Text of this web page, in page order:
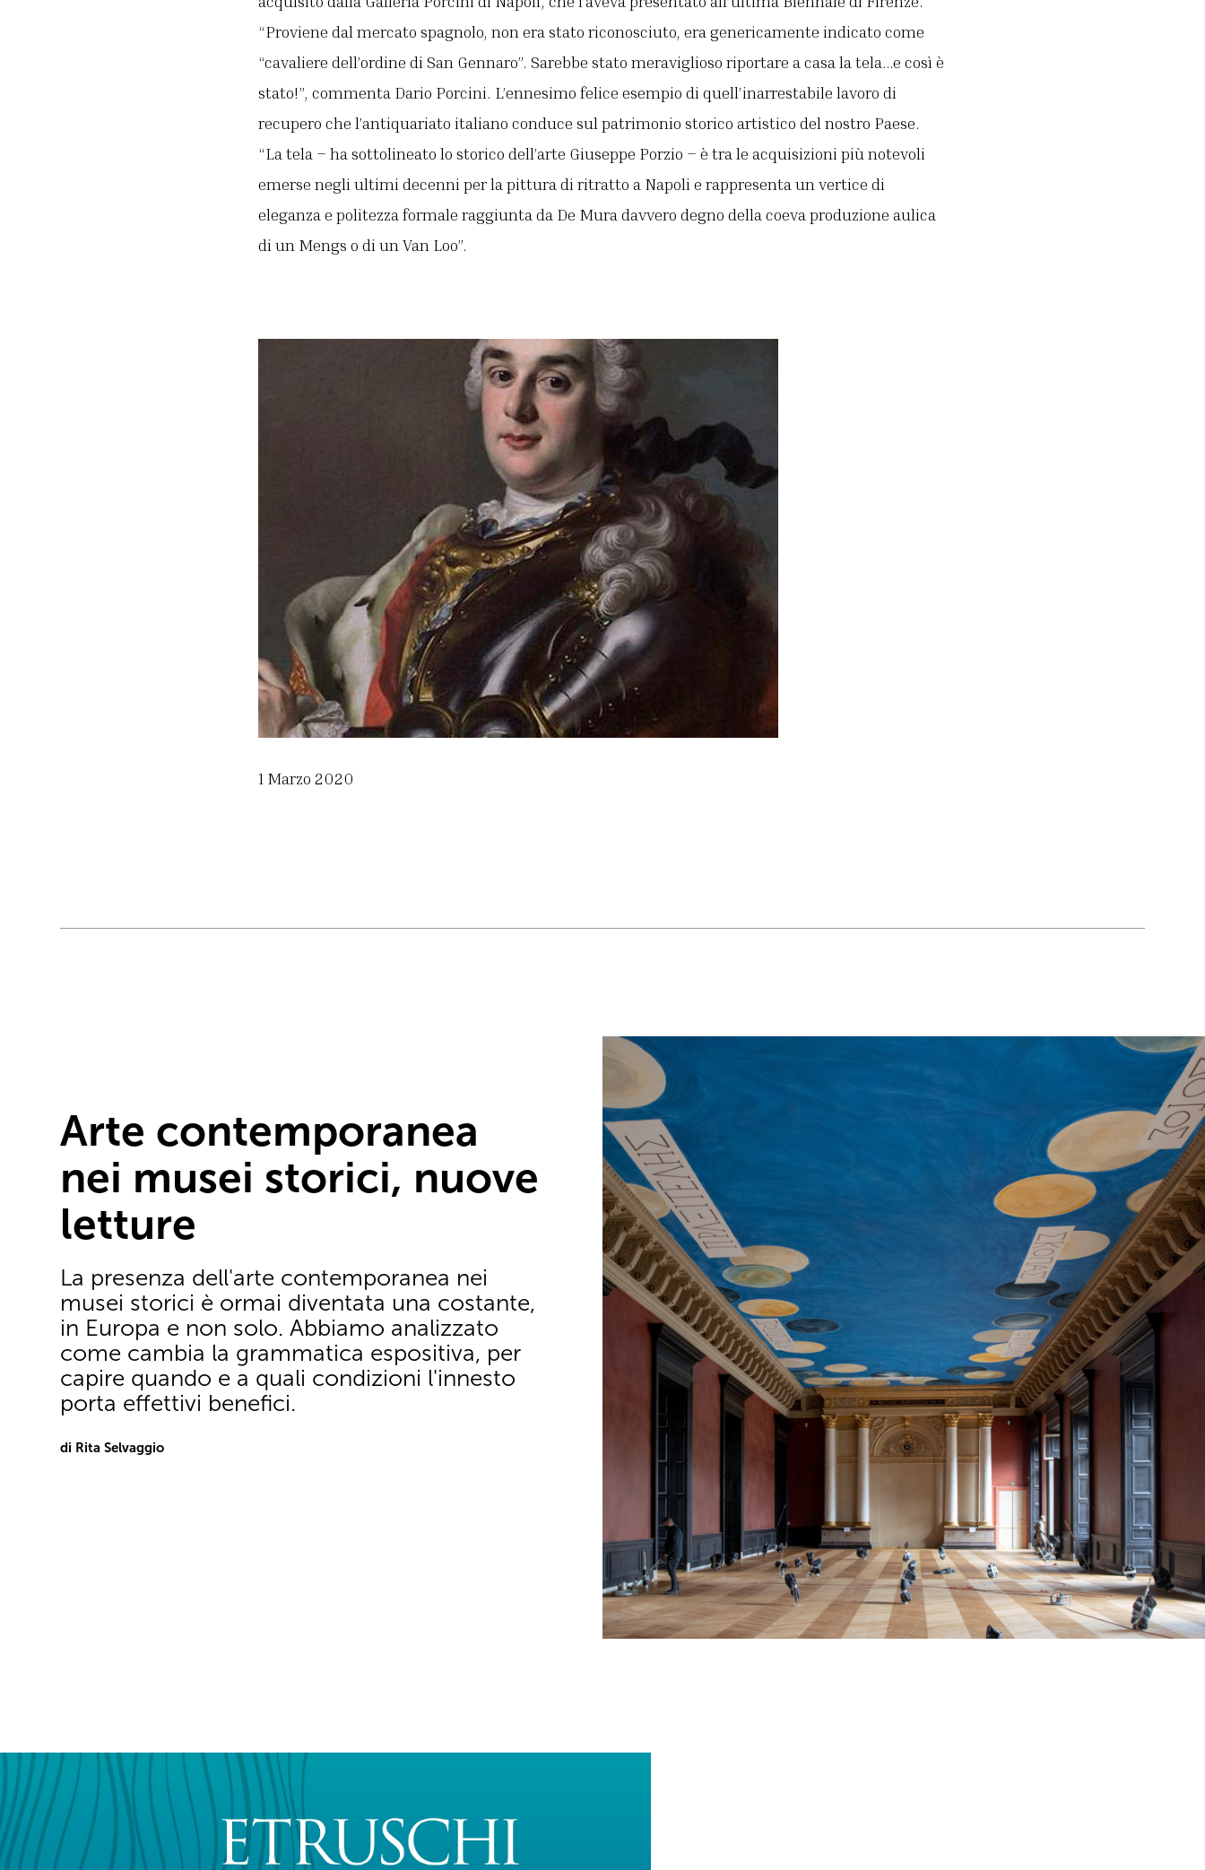
“Proviene dal mercato spagnolo, non era stato riconosciuto, era genericamente indicato come
“cavaliere dell’ordine di San Gennaro”. Sarebbe stato meraviglioso riportare a casa la tela…e così è
stato!”, commenta Dario Porcini. L’ennesimo felice esempio di quell’inarrestabile lavoro di
recupero che l’antiquariato italiano conduce sul patrimonio storico artistico del nostro Paese.
“La tela – ha sottolineato lo storico dell’arte Giuseppe Porzio – è tra le acquisizioni più notevoli
emerse negli ultimi decenni per la pittura di ritratto a Napoli e rappresenta un vertice di
eleganza e politezza formale raggiunta da De Mura davvero degno della coeva produzione aulica
di un Mengs o di un Van Loo”.
1 Marzo 2020
Arte contemporanea
nei musei storici, nuove
letture
La presenza dell'arte contemporanea nei
musei storici è ormai diventata una costante,
in Europa e non solo. Abbiamo analizzato
come cambia la grammatica espositiva, per
capire quando e a quali condizioni l'innesto
porta effettivi benefici.
di Rita Selvaggio